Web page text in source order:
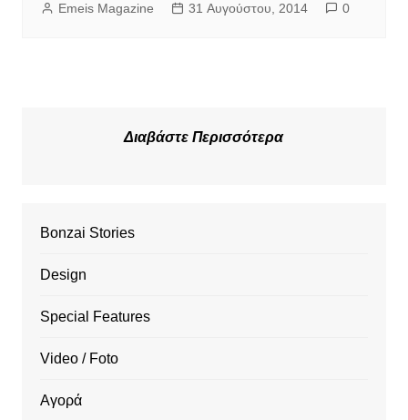
Emeis Magazine 31 Αυγούστου, 2014 0
Διαβάστε Περισσότερα
Bonzai Stories
Design
Special Features
Video / Foto
Αγορά